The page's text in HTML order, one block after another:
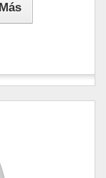
Más